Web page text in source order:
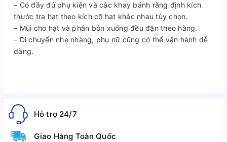
– Có đầy đủ phụ kiện và các khay bánh răng định kích
thước tra hạt theo kích cỡ hạt khác nhau tùy chọn.
– Mũi cho hạt và phân bón xuống đều đặn theo hàng.
– Di chuyển nhẹ nhàng, phụ nữ cũng có thể vận hành dễ
dàng.
Hỗ trợ 24/7
Giao Hàng Toàn Quốc